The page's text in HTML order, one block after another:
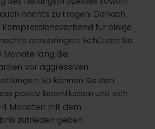
nachts zu tragen. Danach
für einige
anzubringen. Schützen Sie
Monate lang die
vor aggressiven
So können Sie den
positiv beeinflussen und sich
Monaten mit dem
zufrieden geben.